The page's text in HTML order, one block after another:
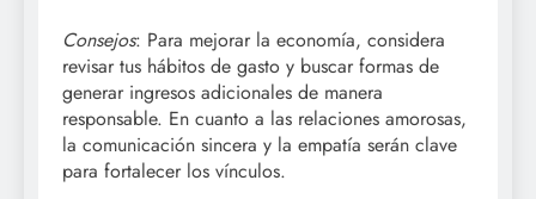
Consejos: Para mejorar la economía, considera
revisar tus hábitos de gasto y buscar formas de
generar ingresos adicionales de manera
responsable. En cuanto a las relaciones amorosas,
la comunicación sincera y la empatía serán clave
para fortalecer los vínculos.